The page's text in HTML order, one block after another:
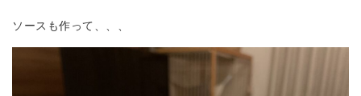
ソースも作って、、、